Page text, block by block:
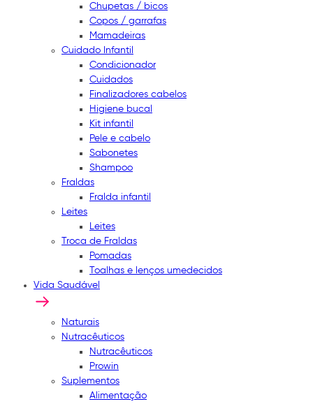
Chupetas / bicos
Copos / garrafas
Mamadeiras
Cuidado Infantil
Condicionador
Cuidados
Finalizadores cabelos
Higiene bucal
Kit infantil
Pele e cabelo
Sabonetes
Shampoo
Fraldas
Fralda infantil
Leites
Leites
Troca de Fraldas
Pomadas
Toalhas e lenços umedecidos
Vida Saudável
Naturais
Nutracêuticos
Nutracêuticos
Prowin
Suplementos
Alimentação